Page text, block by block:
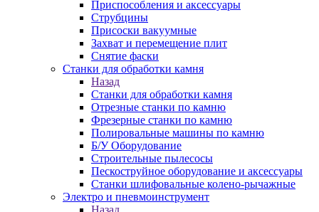
Приспособления и аксессуары
Струбцины
Присоски вакуумные
Захват и перемещение плит
Снятие фаски
Станки для обработки камня
Назад
Станки для обработки камня
Отрезные станки по камню
Фрезерные станки по камню
Полировальные машины по камню
Б/У Оборудование
Строительные пылесосы
Пескоструйное оборудование и аксессуары
Станки шлифовальные колено-рычажные
Электро и пневмоинструмент
Назад